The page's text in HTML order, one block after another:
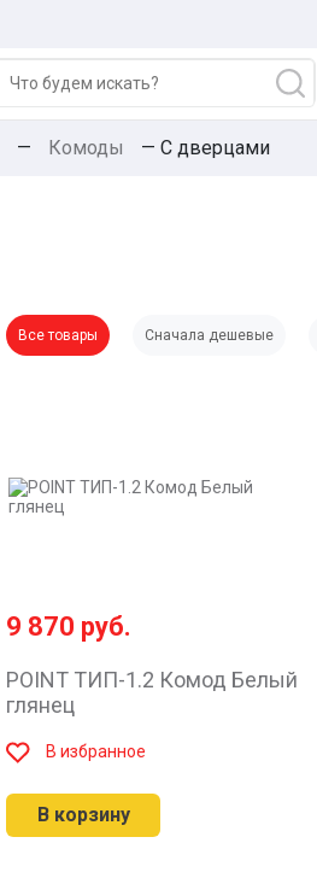
— Комоды — С дверцами
Все товары Сначала дешевые
9 870 руб.
POINT ТИП-1.2 Комод Белый
глянец
В избранное
В корзину